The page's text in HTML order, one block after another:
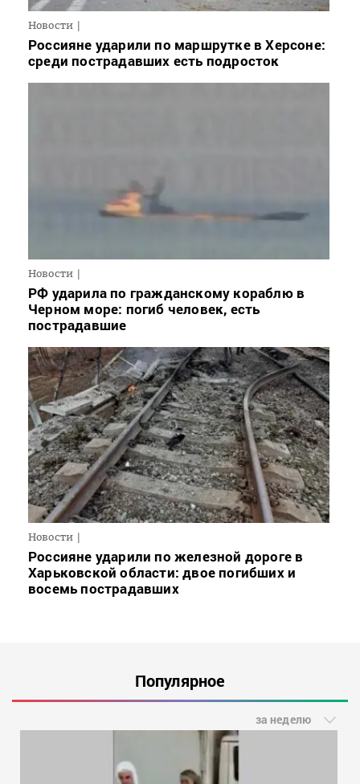
Новости
Россияне ударили по маршрутке в Херсоне:
среди пострадавших есть подросток
Новости
РФ ударила по гражданскому кораблю в
Черном море: погиб человек, есть
пострадавшие
Новости
Россияне ударили по железной дороге в
Харьковской области: двое погибших и
восемь пострадавших
Популярное
за неделю